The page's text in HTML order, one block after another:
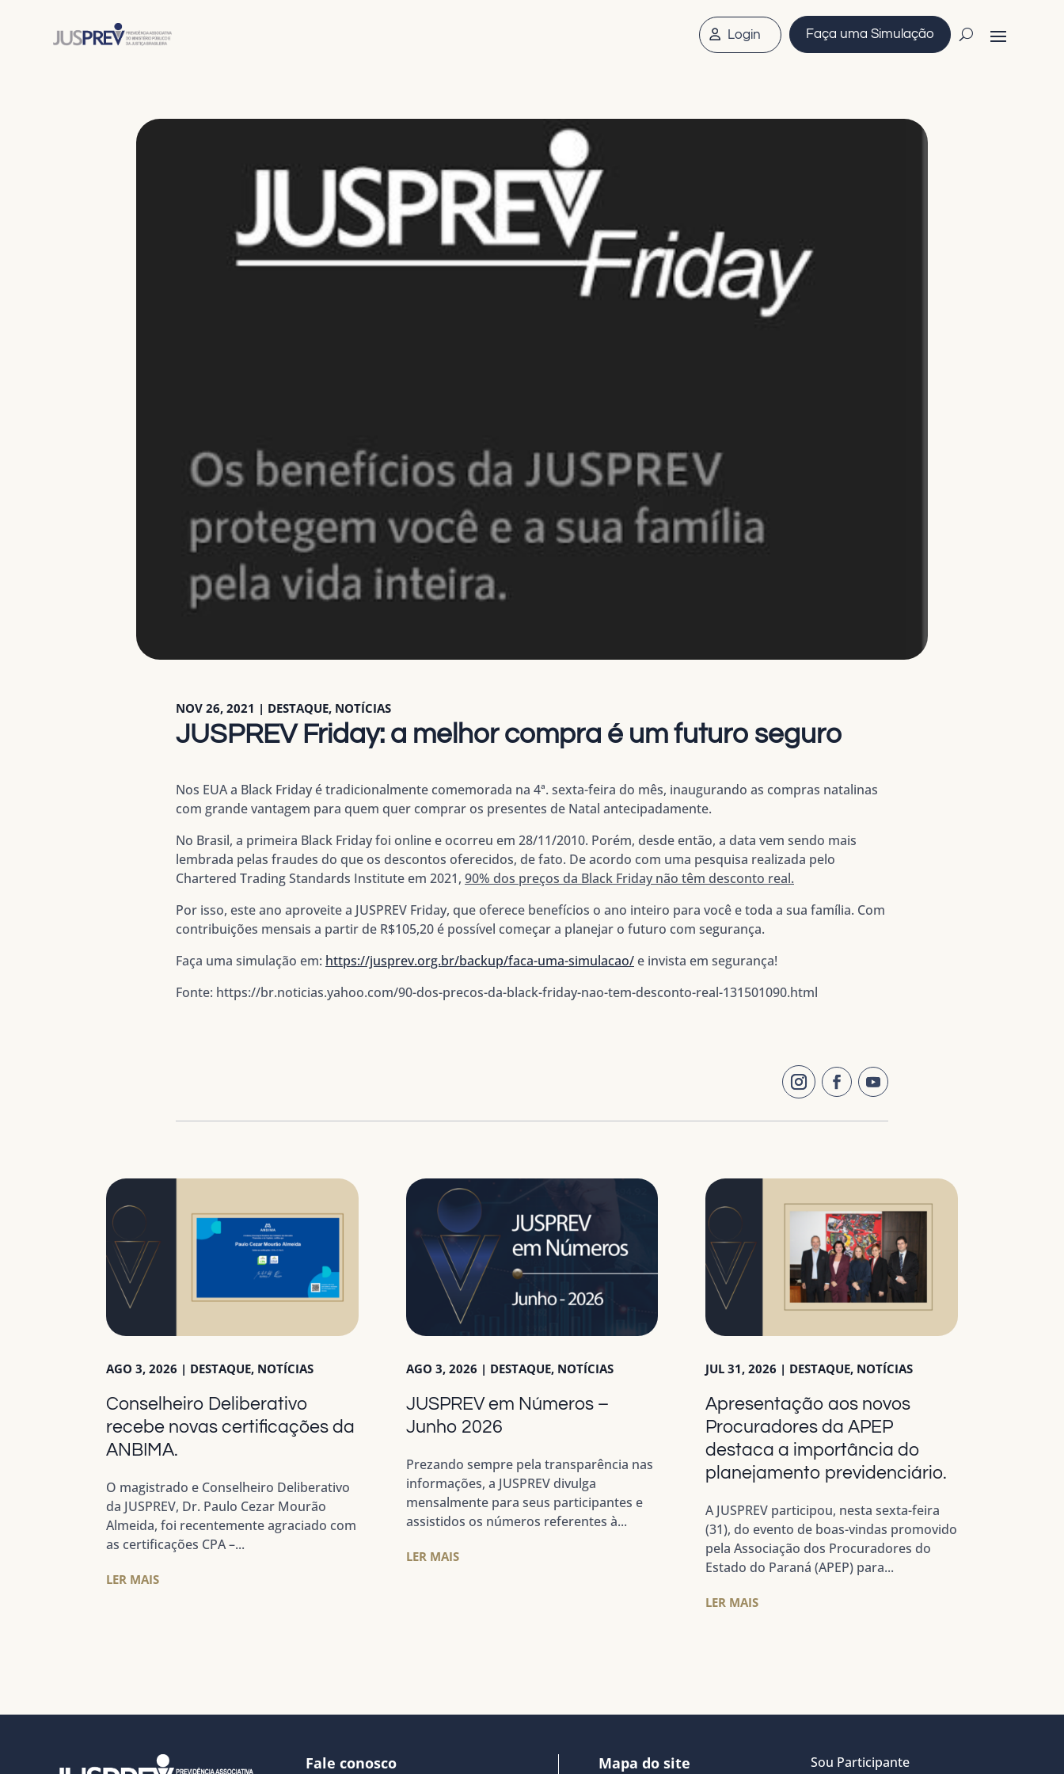
Login Faça uma Simulação
JUSPREV Friday: a melhor compra é um futuro seguro
NOV 26, 2021 | DESTAQUE, NOTÍCIAS
Nos EUA a Black Friday é tradicionalmente comemorada na 4ª. sexta-feira do mês, inaugurando as compras natalinas
com grande vantagem para quem quer comprar os presentes de Natal antecipadamente.
No Brasil, a primeira Black Friday foi online e ocorreu em 28/11/2010. Porém, desde então, a data vem sendo mais
lembrada pelas fraudes do que os descontos oferecidos, de fato. De acordo com uma pesquisa realizada pelo
Chartered Trading Standards Institute em 2021, 90% dos preços da Black Friday não têm desconto real.
Por isso, este ano aproveite a JUSPREV Friday, que oferece benefícios o ano inteiro para você e toda a sua família. Com
contribuições mensais a partir de R$105,20 é possível começar a planejar o futuro com segurança.
Faça uma simulação em: https://jusprev.org.br/backup/faca-uma-simulacao/ e invista em segurança!
Fonte: https://br.noticias.yahoo.com/90-dos-precos-da-black-friday-nao-tem-desconto-real-131501090.html
Conselheiro Deliberativo
recebe novas certificações da
ANBIMA.
AGO 3, 2026 | DESTAQUE, NOTÍCIAS
O magistrado e Conselheiro Deliberativo
da JUSPREV, Dr. Paulo Cezar Mourão
Almeida, foi recentemente agraciado com
as certificações CPA –...
LER MAIS
JUSPREV em Números –
Junho 2026
AGO 3, 2026 | DESTAQUE, NOTÍCIAS
Prezando sempre pela transparência nas
informações, a JUSPREV divulga
mensalmente para seus participantes e
assistidos os números referentes à...
LER MAIS
Apresentação aos novos
Procuradores da APEP
destaca a importância do
planejamento previdenciário.
JUL 31, 2026 | DESTAQUE, NOTÍCIAS
A JUSPREV participou, nesta sexta-feira
(31), do evento de boas-vindas promovido
pela Associação dos Procuradores do
Estado do Paraná (APEP) para...
LER MAIS
Fale conosco Mapa do site
Sou Participante